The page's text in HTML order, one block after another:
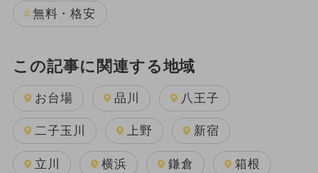
無料・格安
この記事に関連する地域
お台場 品川 八王子
二子玉川 上野 新宿
立川 横浜 鎌倉 箱根